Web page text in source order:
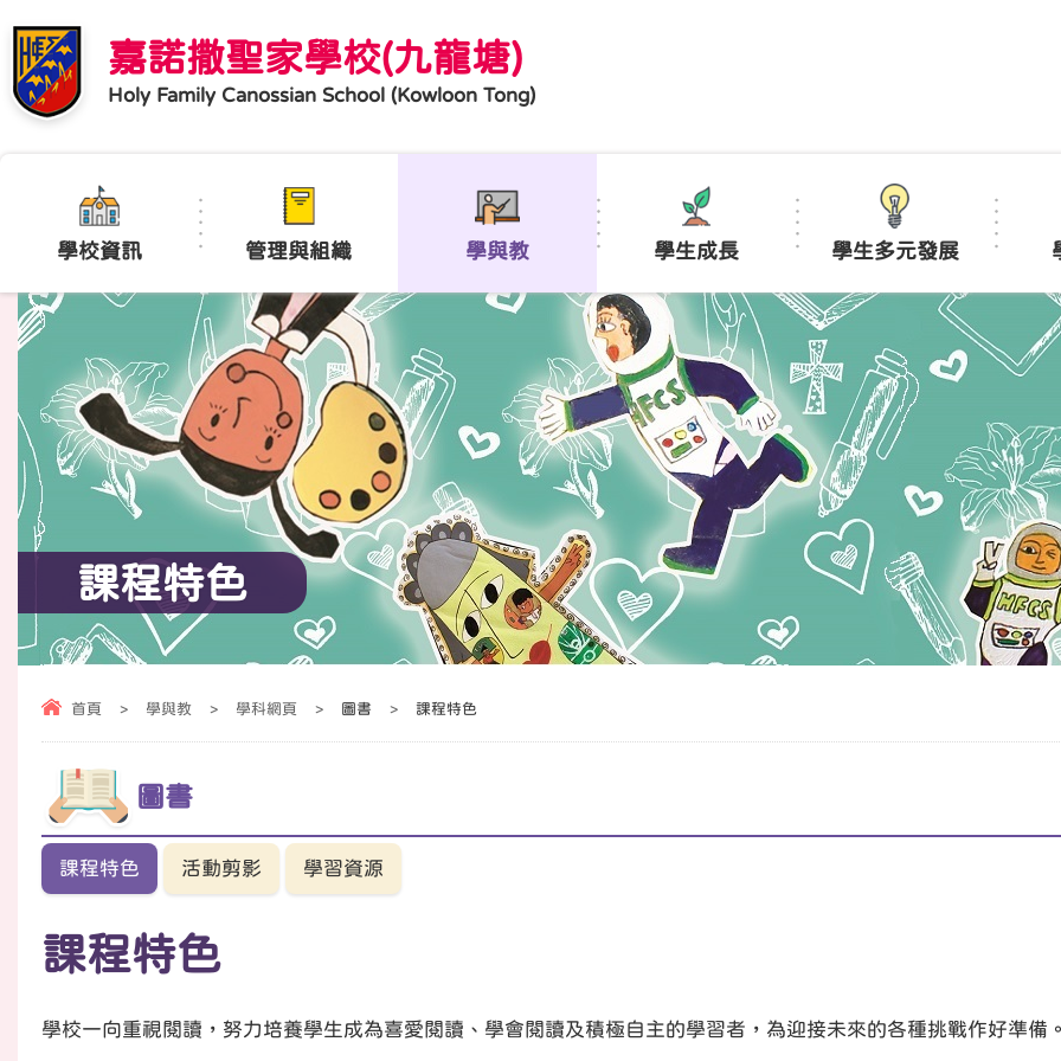
嘉諾撒聖家學校(九龍塘)
Holy Family Canossian School (Kowloon Tong)
學校資訊 管理與組織 學與教 學生成長 學生多元發展
課程特色
首頁 > 學與教 > 學科網頁 > 圖書 > 課程特色
圖書
課程特色 活動剪影 學習資源
課程特色
學校一向重視閱讀，努力培養學生成為喜愛閱讀、學會閱讀及積極自主的學習者，為迎接未來的各種挑戰作好準備